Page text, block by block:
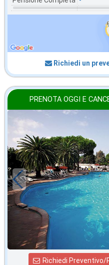
Richiedi un
PRENOTA OGGI E
in offerta da
€45,00
a notte
Richiedi Preventivo/